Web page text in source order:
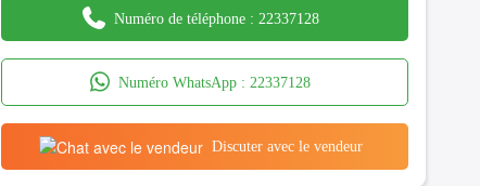
Numéro de téléphone : 22337128
Numéro WhatsApp : 22337128
Discuter avec le vendeur